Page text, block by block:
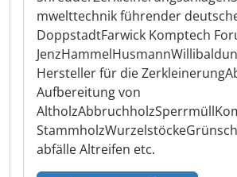
mwelttechnik führender
DoppstadtFarwick Komptech
Hersteller für die
Aufbereitung von
abfälle Altreifen etc.